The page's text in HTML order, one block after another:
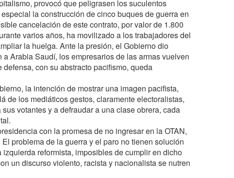
provocó que peligrasen los suculentos
la construcción de cinco buques de guerra en
cancelación de este contrato, por valor de 1.800
varios años, ha movilizado a los trabajadores del
la huelga. Ante la presión, el Gobierno dio
Arabia Saudí, los empresarios de las armas vuelven
con su abstracto pacifismo, queda
la intención de mostrar una imagen pacifista,
de los mediáticos gestos, claramente electoralistas,
votantes y a defraudar a una clase obrera, cada
con la promesa de no ingresar en la OTAN,
problema de la guerra y el paro no tienen solución
reformista, imposibles de cumplir en dicho
un discurso violento, racista y nacionalista se nutren